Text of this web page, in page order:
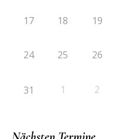
17 18 19
24 25 26
31 1 2